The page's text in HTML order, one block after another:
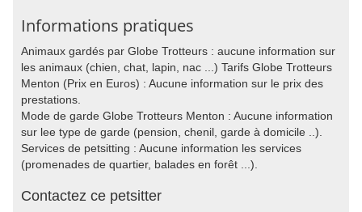
Informations pratiques
Animaux gardés par Globe Trotteurs : aucune information sur
les animaux (chien, chat, lapin, nac ...) Tarifs Globe Trotteurs
Menton (Prix en Euros) : Aucune information sur le prix des
prestations.
Mode de garde Globe Trotteurs Menton : Aucune information
sur lee type de garde (pension, chenil, garde à domicile ..).
Services de petsitting : Aucune information les services
(promenades de quartier, balades en forêt ...).
Contactez ce petsitter